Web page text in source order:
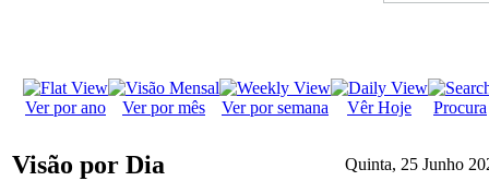
Ver por ano Ver por mês Ver por semana Vêr Hoje Procura
Visão por Dia Quinta, 25 Junho